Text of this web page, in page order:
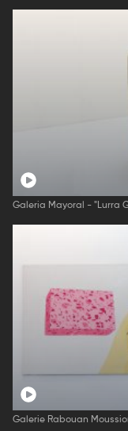
Galeria Mayoral - "Lurra
Galerie Rabouan